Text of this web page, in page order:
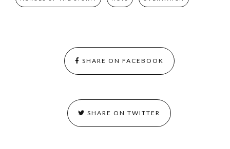
SHARE ON FACEBOOK
SHARE ON TWITTER